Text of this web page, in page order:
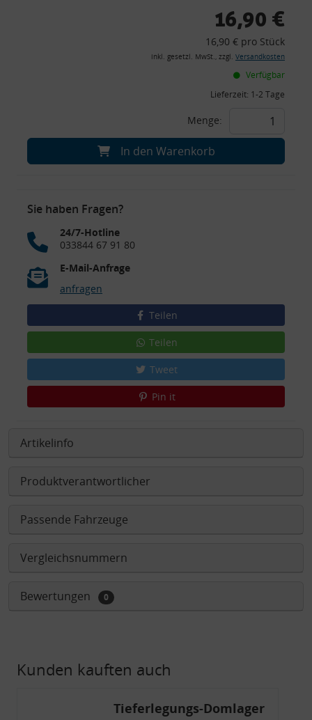
16,90 €
16,90 € pro Stück
inkl. gesetzl. MwSt., zzgl. Versandkosten
Verfügbar
Lieferzeit: 1-2 Tage
Menge:
In den Warenkorb
Sie haben Fragen?
24/7-Hotline
033844 67 91 80
E-Mail-Anfrage
anfragen
Teilen
Teilen
Tweet
Pin it
Artikelinfo
Produktverantwortlicher
Passende Fahrzeuge
Vergleichsnummern
Bewertungen 0
Kunden kauften auch
Tieferlegungs-Domlager